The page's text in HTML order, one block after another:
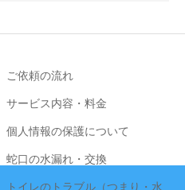
ご依頼の流れ
サービス内容・料金
個人情報の保護について
蛇口の水漏れ・交換
トイレのトラブル（つまり・水